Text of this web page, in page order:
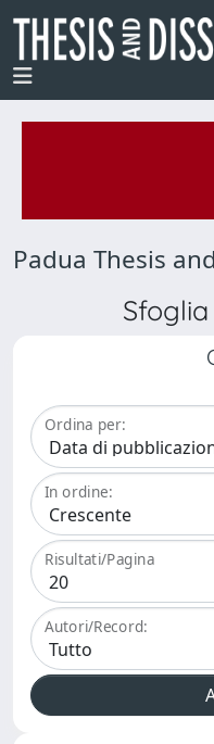
Padua Thesis
Ordina per:
In ordine:
Risultati/Pagina
Autori/Record: